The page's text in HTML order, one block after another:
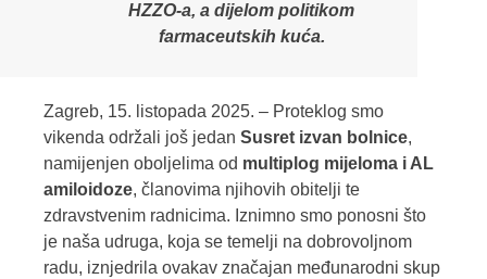
HZZO-a, a dijelom politikom
farmaceutskih kuća.
Zagreb, 15. listopada 2025. – Proteklog smo
vikenda održali još jedan Susret izvan bolnice,
namijenjen oboljelima od multiplog mijeloma i AL
amiloidoze, članovima njihovih obitelji te
zdravstvenim radnicima. Iznimno smo ponosni što
je naša udruga, koja se temelji na dobrovoljnom
radu, iznjedrila ovakav značajan međunarodni skup